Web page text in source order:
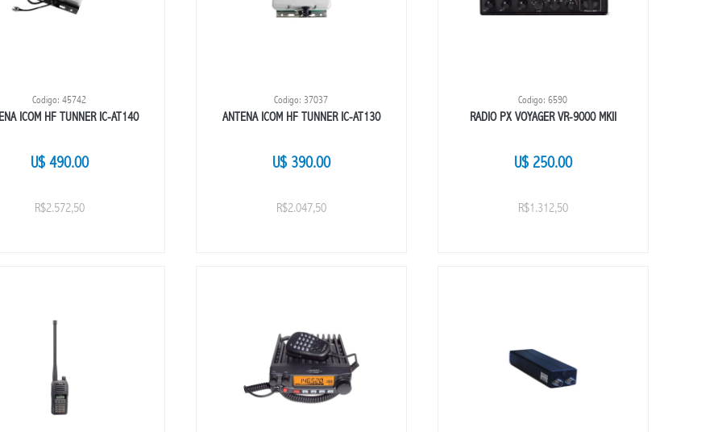
Codigo: 45742
ICOM HF TUNNER IC-AT140
U$ 490.00
R$2.572,50
Codigo: 37037
ANTENA ICOM HF TUNNER IC-AT130
U$ 390.00
R$2.047,50
Codigo: 6590
RADIO PX VOYAGER VR-9000 MKII
U$ 250.00
R$1.312,50